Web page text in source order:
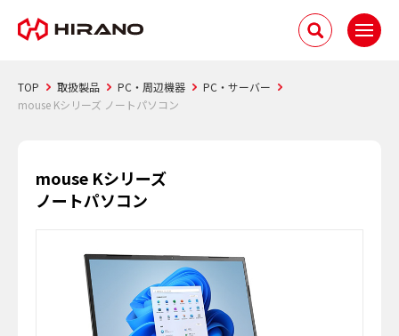
TOP 取扱製品 PC・周辺機器
PC・サーバー
mouse Kシリーズ ノートパソコン
mouse Kシリーズ
ノートパソコン